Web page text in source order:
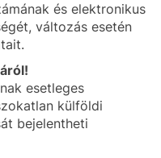
és elektronikus
változás esetén
esetleges
külföldi
bejelentheti